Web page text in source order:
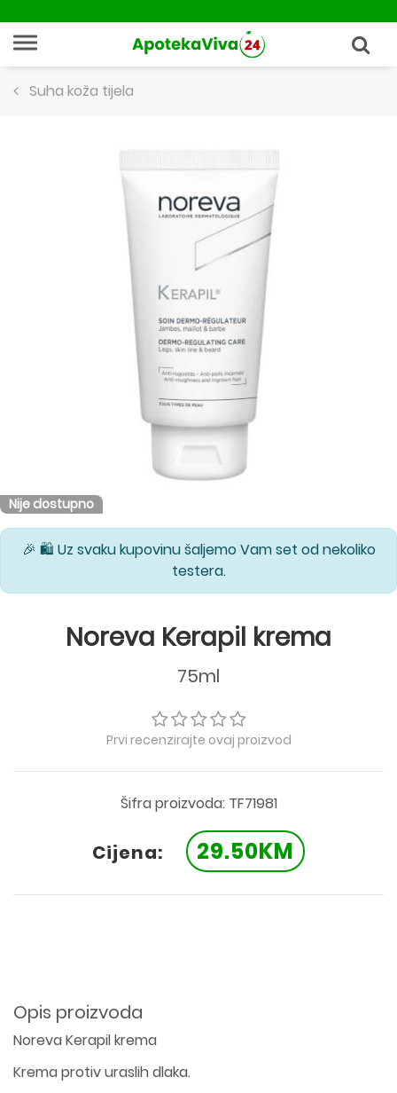
Suha koža tijela
Nije dostupno
🎉 🛍️ Uz svaku kupovinu šaljemo Vam set od nekoliko
testera.
Noreva Kerapil krema
75ml
Prvi recenzirajte ovaj proizvod
Šifra proizvoda: TF71981
Cijena: 29.50KM
Opis proizvoda
Noreva Kerapil krema
Krema protiv uraslih dlaka.